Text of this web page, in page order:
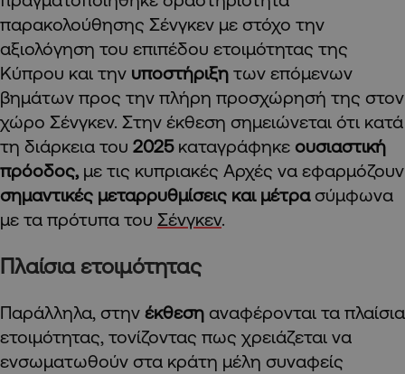
παρακολούθησης Σένγκεν με στόχο την
αξιολόγηση του επιπέδου ετοιμότητας της
Κύπρου και την υποστήριξη των επόμενων
βημάτων προς την πλήρη προσχώρησή της στον
χώρο Σένγκεν. Στην έκθεση σημειώνεται ότι κατά
τη διάρκεια του 2025 καταγράφηκε ουσιαστική
πρόοδος, με τις κυπριακές Αρχές να εφαρμόζουν
σημαντικές μεταρρυθμίσεις και μέτρα σύμφωνα
με τα πρότυπα του Σένγκεν.
Πλαίσια ετοιμότητας
Παράλληλα, στην έκθεση αναφέρονται τα πλαίσια
ετοιμότητας, τονίζοντας πως χρειάζεται να
ενσωματωθούν στα κράτη μέλη συναφείς